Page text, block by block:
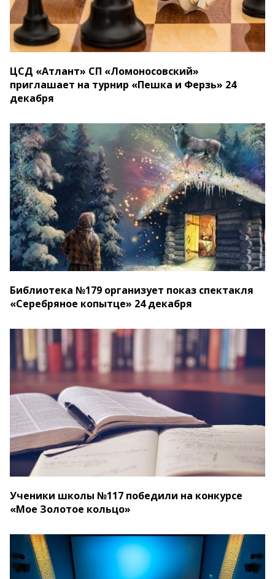
ЦСД «Атлант» СП «Ломоносовский»
приглашает на турнир «Пешка и Ферзь» 24
декабря
Библиотека №179 организует показ спектакля
«Серебряное копытце» 24 декабря
Ученики школы №117 победили на конкурсе
«Мое Золотое кольцо»